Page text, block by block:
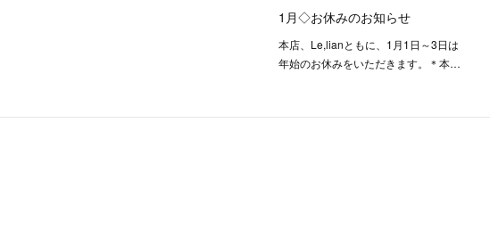
1月◇お休みのお知らせ
本店、Le,lianともに、1月1日～3日は
年始のお休みをいただきます。＊本…